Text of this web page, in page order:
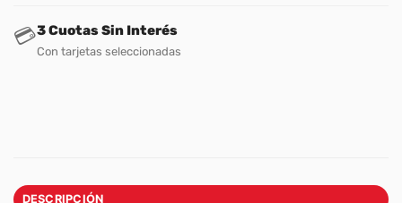
💳3 Cuotas Sin Interés
Con tarjetas seleccionadas
DESCRIPCIÓN